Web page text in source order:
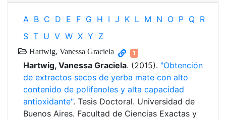
A B C D E F G H I J K L M N O P Q R
S T U V W X Y Z
Hartwig, Vanessa Graciela 1
Hartwig, Vanessa Graciela. (2015). "Obtención
de extractos secos de yerba mate con alto
contenido de polifenoles y alta capacidad
antioxidante". Tesis Doctoral. Universidad de
Buenos Aires. Facultad de Ciencias Exactas y